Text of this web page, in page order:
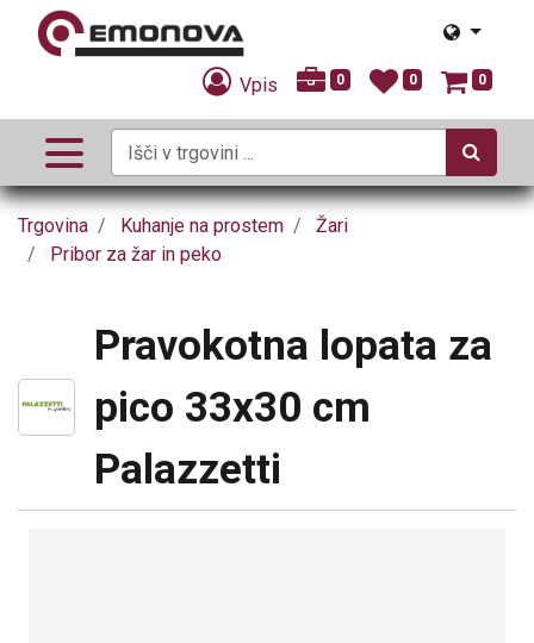
Vpis 0 0 0
Trgovina Kuhanje na prostem
Žari
Pribor za žar in peko
Pravokotna lopata za
pico 33x30 cm
Palazzetti